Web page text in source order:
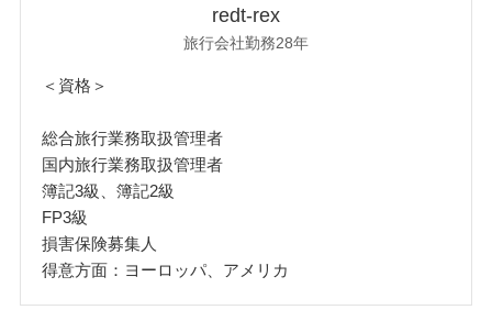
redt-rex
旅行会社勤務28年
＜資格＞
総合旅行業務取扱管理者
国内旅行業務取扱管理者
簿記3級、簿記2級
FP3級
損害保険募集人
得意方面：ヨーロッパ、アメリカ